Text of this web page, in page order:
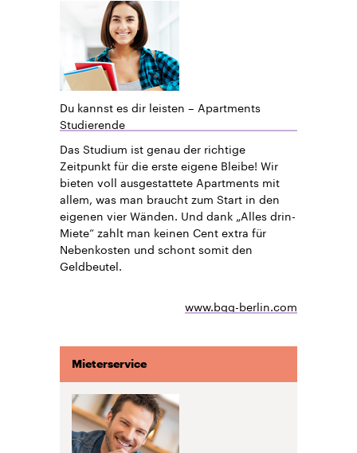
Du kannst es dir leisten – Apartments
Studierende
Das Studium ist genau der richtige
Zeitpunkt für die erste eigene Bleibe! Wir
bieten voll ausgestattete Apartments mit
allem, was man braucht zum Start in den
eigenen vier Wänden. Und dank „Alles drin-
Miete“ zahlt man keinen Cent extra für
Nebenkosten und schont somit den
Geldbeutel.
www.bgg-berlin.com
Mieterservice